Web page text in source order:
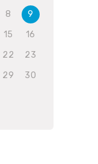
8
9
15
16
22
23
29
30